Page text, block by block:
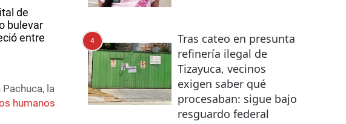
de
bulevar
entre
la
humanos
4
Tras cateo en presunta
refinería ilegal de
Tizayuca, vecinos
exigen saber qué
procesaban: sigue bajo
resguardo federal